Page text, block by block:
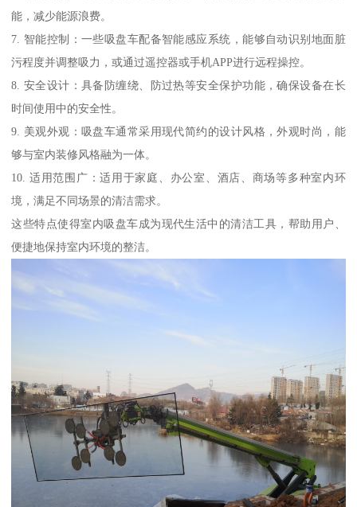
能，减少能源浪费。
7. 智能控制：一些吸盘车配备智能感应系统，能够自动识别地面脏
污程度并调整吸力，或通过遥控器或手机APP进行远程操控。
8. 安全设计：具备防缠绕、防过热等安全保护功能，确保设备在长
时间使用中的安全性。
9. 美观外观：吸盘车通常采用现代简约的设计风格，外观时尚，能
够与室内装修风格融为一体。
10. 适用范围广：适用于家庭、办公室、酒店、商场等多种室内环
境，满足不同场景的清洁需求。
这些特点使得室内吸盘车成为现代生活中的清洁工具，帮助用户、
便捷地保持室内环境的整洁。